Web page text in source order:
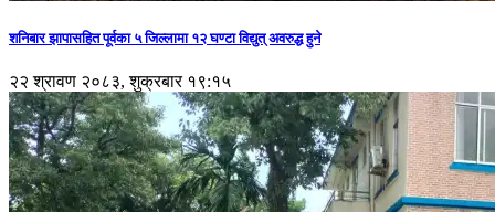
शनिबार झापासहित पूर्वका ५ जिल्लामा १२ घण्टा विद्युत् अवरुद्ध हुने
२२ श्रावण २०८३, शुक्रबार १९:१५